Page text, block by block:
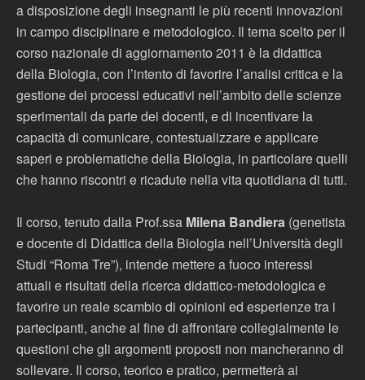
a disposizione degli insegnanti le più recenti innovazioni
in campo disciplinare e metodologico. Il tema scelto per il
corso nazionale di aggiornamento 2011 è la didattica
della Biologia, con l’intento di favorire l’analisi critica e la
gestione dei processi educativi nell’ambito delle scienze
sperimentali da parte dei docenti, e di incentivare la
capacità di comunicare, contestualizzare e applicare
saperi e problematiche della Biologia, in particolare quelli
che hanno riscontri e ricadute nella vita quotidiana di tutti.
Il corso, tenuto dalla Prof.ssa Milena Bandiera (genetista
e docente di Didattica della Biologia nell’Università degli
Studi “Roma Tre”), intende mettere a fuoco interessi
attuali e risultati della ricerca didattico-metodologica e
favorire un reale scambio di opinioni ed esperienze tra i
partecipanti, anche al fine di affrontare collegialmente le
questioni che gli argomenti proposti non mancheranno di
sollevare. Il corso, teorico e pratico, permetterà ai